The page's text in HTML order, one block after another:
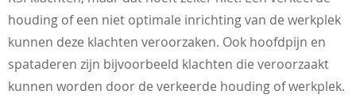
houding of een niet optimale inrichting van de werkplek
kunnen deze klachten veroorzaken. Ook hoofdpijn en
spataderen zijn bijvoorbeeld klachten die veroorzaakt
kunnen worden door de verkeerde houding of werkplek.